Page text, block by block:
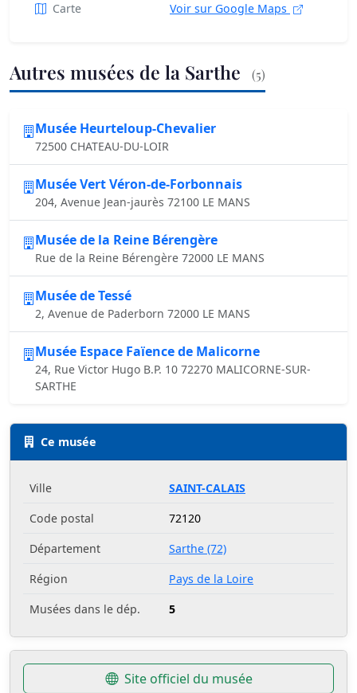
Carte
Voir sur Google Maps
Autres musées de la Sarthe (5)
Musée Heurteloup-Chevalier
72500 CHATEAU-DU-LOIR
Musée Vert Véron-de-Forbonnais
204, Avenue Jean-jaurès 72100 LE MANS
Musée de la Reine Bérengère
Rue de la Reine Bérengère 72000 LE MANS
Musée de Tessé
2, Avenue de Paderborn 72000 LE MANS
Musée Espace Faïence de Malicorne
24, Rue Victor Hugo B.P. 10 72270 MALICORNE-SUR-
SARTHE
Ce musée
Ville
SAINT-CALAIS
Code postal
72120
Département
Sarthe (72)
Région
Pays de la Loire
Musées dans le dép.
5
Site officiel du musée